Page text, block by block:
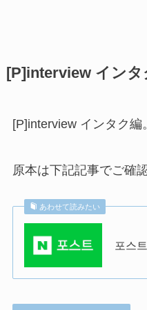
[P]interview インタ
[P]interview インタク編。
原本は下記記事でご確
あわせて読みたい
포스